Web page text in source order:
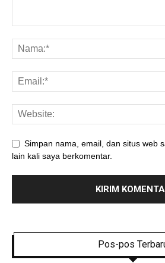
Simpan nama, email, dan situs web
lain kali saya berkomentar.
Pos-pos